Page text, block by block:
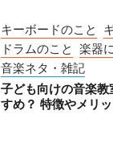
キーボードのこと
ドラムのこと
楽器
音楽ネタ・雑記
子ども向けの音楽
すめ？ 特徴やメリ